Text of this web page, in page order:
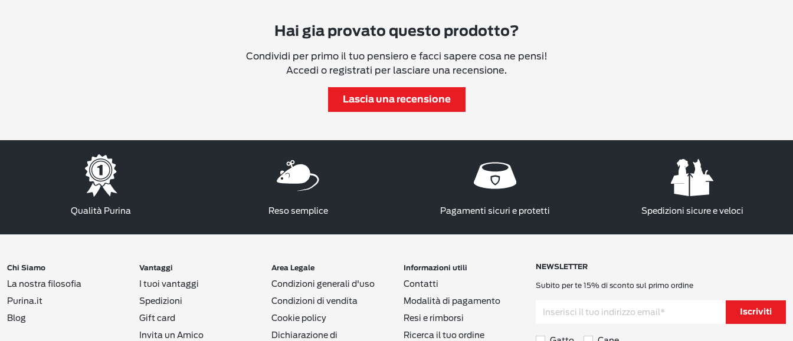
Hai gia provato questo prodotto?
Condividi per primo il tuo pensiero e facci sapere cosa ne pensi!
Accedi o registrati per lasciare una recensione.
Lascia una recensione
Qualità Purina Reso semplice Pagamenti sicuri e protetti Spedizioni sicure e veloci
NEWSLETTER
Subito per te 15% di sconto sul primo ordine
Iscriviti
Chi Siamo
La nostra filosofia
Purina.it
Blog
Vantaggi
I tuoi vantaggi
Spedizioni
Gift card
Invita un Amico
Area Legale
Condizioni generali d'uso
Condizioni di vendita
Cookie policy
Dichiarazione di
Informazioni utili
Contatti
Modalità di pagamento
Resi e rimborsi
Ricerca il tuo ordine